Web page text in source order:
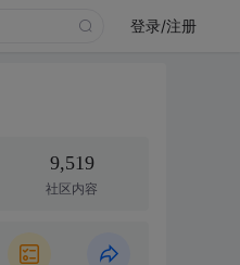
登录/注册
9,519
社区内容